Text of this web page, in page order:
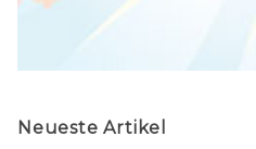
Neueste Artikel